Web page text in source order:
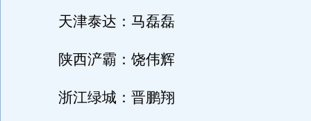
天津泰达：马磊磊
陕西浐霸：饶伟辉
浙江绿城：晋鹏翔